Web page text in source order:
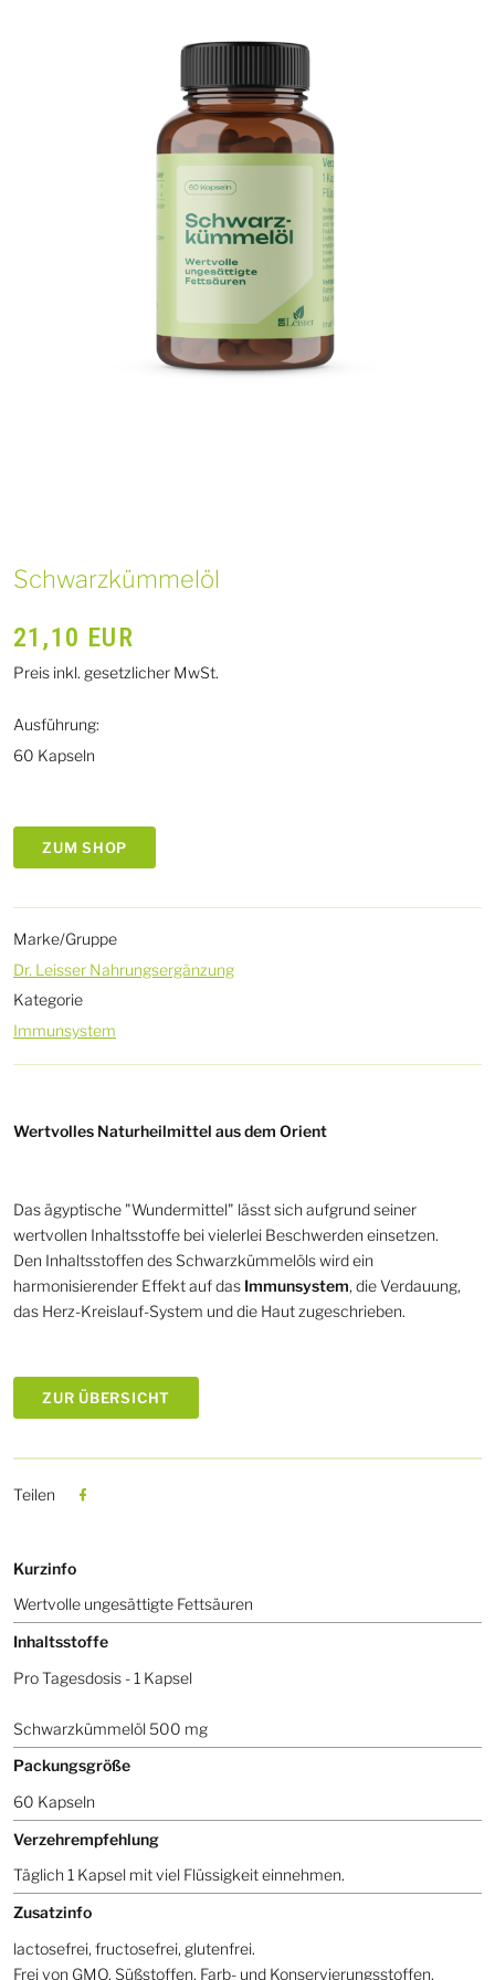
Schwarzkümmelöl
21,10 EUR
Preis inkl. gesetzlicher MwSt.
Ausführung:
60 Kapseln
ZUM SHOP
Marke/Gruppe
Dr. Leisser Nahrungsergänzung
Kategorie
Immunsystem
Wertvolles Naturheilmittel aus dem Orient
Das ägyptische "Wundermittel" lässt sich aufgrund seiner
wertvollen Inhaltsstoffe bei vielerlei Beschwerden einsetzen.
Den Inhaltsstoffen des Schwarzkümmelöls wird ein
harmonisierender Effekt auf das Immunsystem, die Verdauung,
das Herz-Kreislauf-System und die Haut zugeschrieben.
ZUR ÜBERSICHT
Teilen
Kurzinfo
Wertvolle ungesättigte Fettsäuren
Inhaltsstoffe
Pro Tagesdosis - 1 Kapsel
Schwarzkümmelöl 500 mg
Packungsgröße
60 Kapseln
Verzehrempfehlung
Täglich 1 Kapsel mit viel Flüssigkeit einnehmen.
Zusatzinfo
lactosefrei, fructosefrei, glutenfrei.
Frei von GMO, Süßstoffen, Farb- und Konservierungsstoffen.